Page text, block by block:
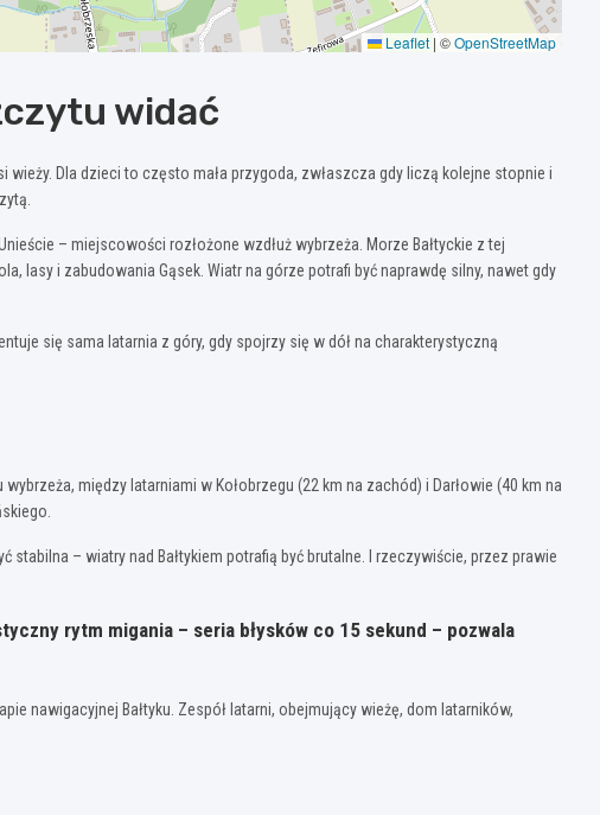
Leaflet | ©OpenStreetMap
widać
Dla dzieci to często mała przygoda, zwłaszcza gdy liczą kolejne stopnie i
– miejscowości rozłożone wzdłuż wybrzeża. Morze Bałtyckie z tej
lasy i zabudowania Gąsek. Wiatr na górze potrafi być naprawdę silny, nawet gdy
się sama latarnia z góry, gdy spojrzy się w dół na charakterystyczną
między latarniami w Kołobrzegu (22 km na zachód) i Darłowie (40 km na
– wiatry nad Bałtykiem potrafią być brutalne. I rzeczywiście, przez prawie
rytm migania – seria błysków co 15 sekund – pozwala
nawigacyjnej Bałtyku. Zespół latarni, obejmujący wieżę, dom latarników,